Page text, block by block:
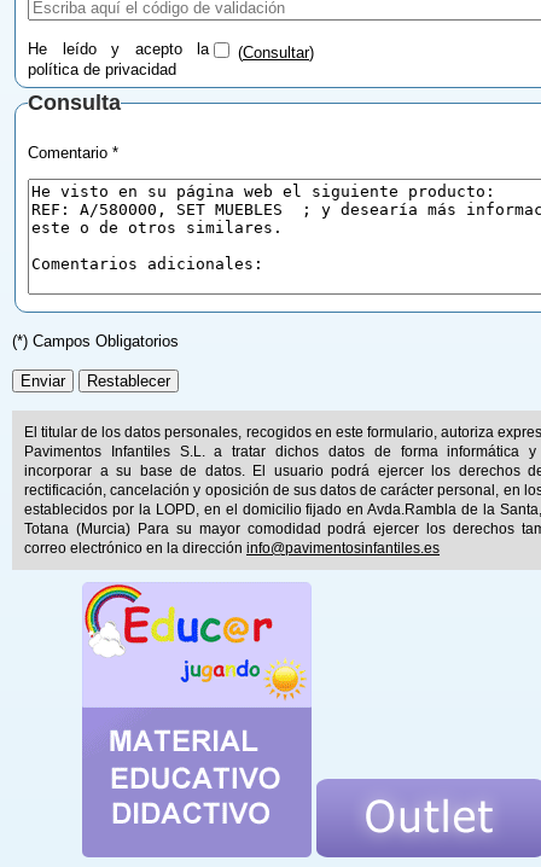
He leído y acepto la
política de privacidad
(Consultar)
Consulta
Comentario *
(*) Campos Obligatorios
El titular de los datos personales, recogidos en este formulario, autoriza
Pavimentos Infantiles S.L. a tratar dichos datos de forma informática y
incorporar a su base de datos. El usuario podrá ejercer los derechos
rectificación, cancelación y oposición de sus datos de carácter personal, en
establecidos por la LOPD, en el domicilio fijado en Avda.Rambla de la
Totana (Murcia) Para su mayor comodidad podrá ejercer los derechos
correo electrónico en la dirección info@pavimentosinfantiles.es